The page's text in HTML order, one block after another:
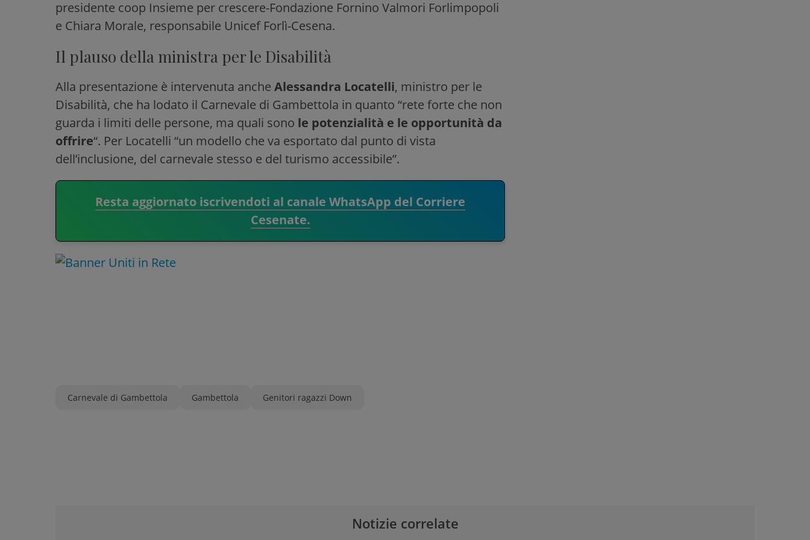
presidente coop Insieme per crescere-Fondazione Fornino Valmori Forlimpopoli
e Chiara Morale, responsabile Unicef Forlì-Cesena.
Il plauso della ministra per le Disabilità
Alla presentazione è intervenuta anche Alessandra Locatelli, ministro per le
Disabilità, che ha lodato il Carnevale di Gambettola in quanto “rete forte che non
guarda i limiti delle persone, ma quali sono le potenzialità e le opportunità da
offrire“. Per Locatelli “un modello che va esportato dal punto di vista
dell’inclusione, del carnevale stesso e del turismo accessibile”.
Resta aggiornato iscrivendoti al canale WhatsApp del Corriere
Cesenate.
Carnevale di Gambettola Gambettola Genitori ragazzi Down
Notizie correlate